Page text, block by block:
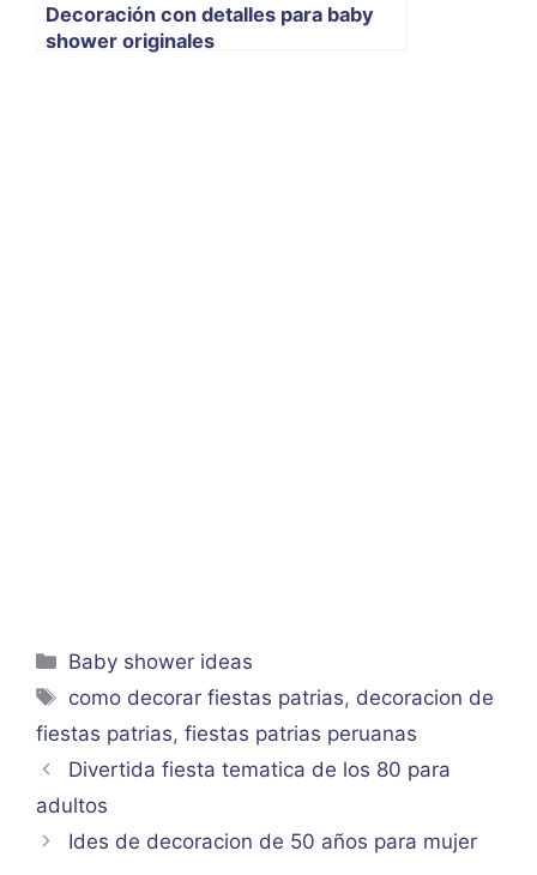
Decoración con detalles para baby
shower originales
Categorías
Baby shower ideas
Etiquetas
como decorar fiestas patrias, decoracion de
fiestas patrias, fiestas patrias peruanas
Divertida fiesta tematica de los 80 para
adultos
Ides de decoracion de 50 años para mujer